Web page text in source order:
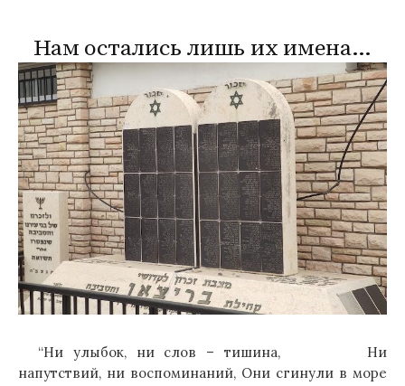
Нам остались лишь их имена…
“Ни улыбок, ни слов – тишина, Ни
напутствий, ни воспоминаний, Они сгинули в море